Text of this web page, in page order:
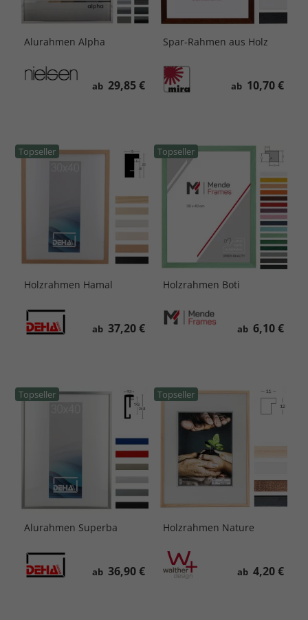
Alurahmen Alpha
ab 29,85 €
Spar-Rahmen aus Holz
ab 10,70 €
Topseller
Holzrahmen Hamal
ab 37,20 €
Topseller
Holzrahmen Boti
ab 6,10 €
Topseller
Alurahmen Superba
ab 36,90 €
Topseller
Holzrahmen Nature
ab 4,20 €